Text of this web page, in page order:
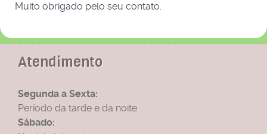
Muito obrigado pelo seu contato.
Atendimento
Segunda a Sexta:
Período da tarde e da noite
Sábado: